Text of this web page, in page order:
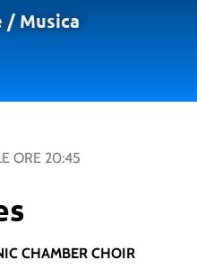
/ Musica
ORE 20:45
CHAMBER CHOIR